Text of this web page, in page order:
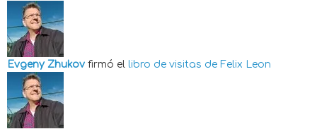
Evgeny Zhukov firmó el libro de visitas de Felix Leon